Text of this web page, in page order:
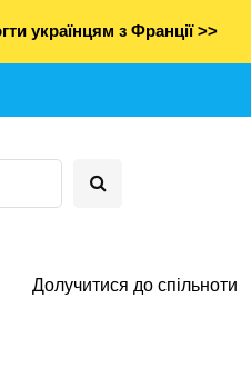
українцям з Франції >>
Долучитися до спільноти